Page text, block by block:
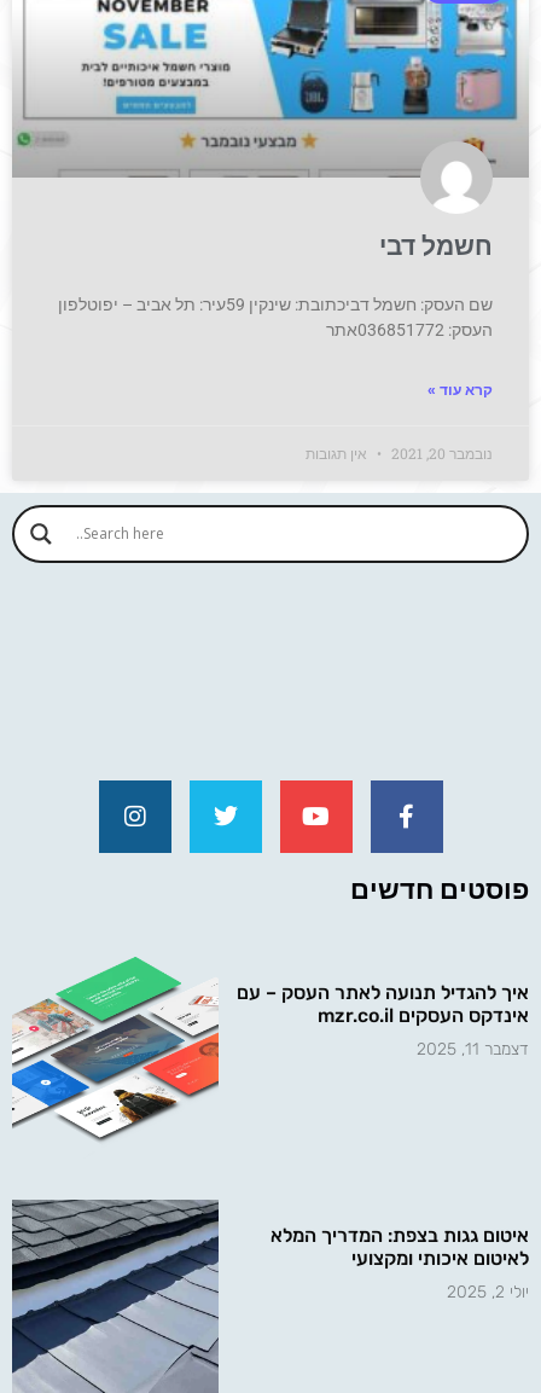
חשמל דבי
שם העסק: חשמל דביכתובת: שינקין 59עיר: תל אביב – יפוטלפון
העסק: 036851772אתר
קרא עוד »
נובמבר 20, 2021 אין תגובות
פוסטים חדשים
איך להגדיל תנועה לאתר העסק – עם
אינדקס העסקים mzr.co.il
דצמבר 11, 2025
איטום גגות בצפת: המדריך המלא
לאיטום איכותי ומקצועי
יולי 2, 2025